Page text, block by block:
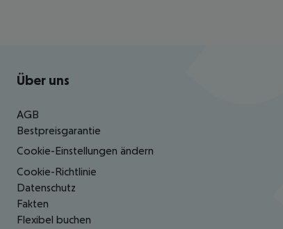
Footer navigation
Über uns
AGB
Bestpreisgarantie
Cookie-Einstellungen ändern
Cookie-Richtlinie
Datenschutz
Fakten
Flexibel buchen